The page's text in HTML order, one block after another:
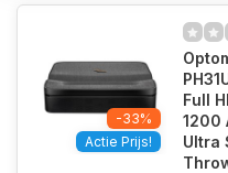
-33%
Actie Prijs!
Full
1200
Ultra